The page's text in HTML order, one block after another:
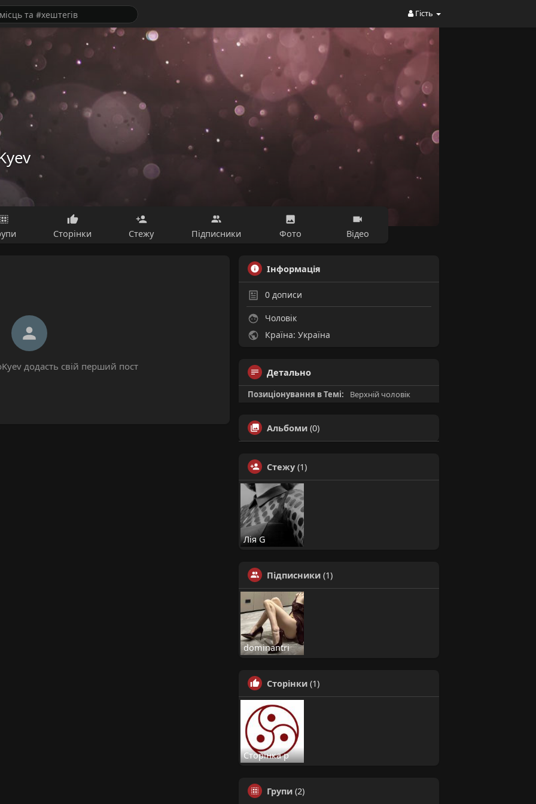
Гість
Сторінки Стежу Підписники Фото Відео
додасть свій перший пост
Інформація
0 дописи
Чоловік
Країна: Україна
Детально
Позиціонування в Темі: Верхній чоловік
Альбоми (0)
Стежу (1)
Лія G
Підписники (1)
dominantri
Сторінки (1)
Сторінка р
Групи (2)